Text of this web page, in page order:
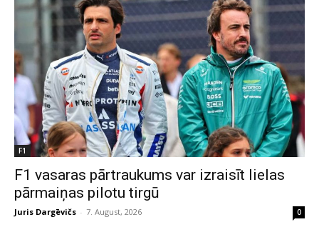
F1
F1 vasaras pārtraukums var izraisīt lielas
pārmaiņas pilotu tirgū
Juris Dargēvičs - 7. August, 2026 0